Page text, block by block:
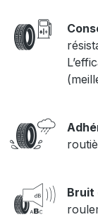
Bruit